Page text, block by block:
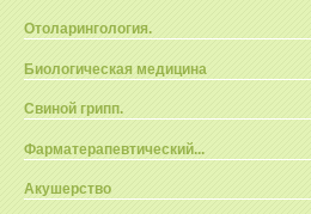
Отоларингология.
Биологическая медицина
Свиной грипп.
Фарматерапевтический...
Акушерство